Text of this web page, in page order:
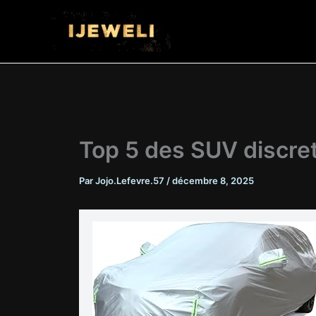
Top 5 des SUV
ParJojo.Lefevre.57 /décembre 8, 2025